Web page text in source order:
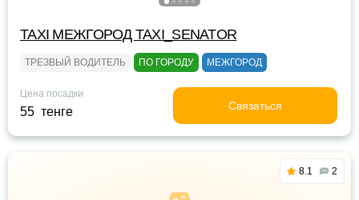
TAXI МЕЖГОРОД TAXI_SENATOR
ТРЕЗВЫЙ ВОДИТЕЛЬ ПО ГОРОДУ МЕЖГОРОД
Цена посадки
55 тенге Связаться
8.1 2